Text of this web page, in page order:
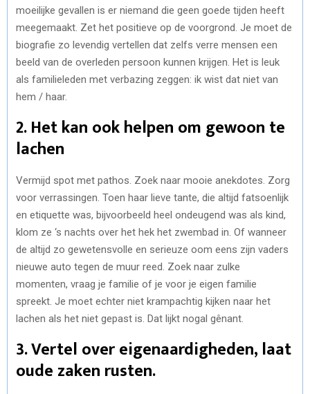
moeilijke gevallen is er niemand die geen goede tijden heeft
meegemaakt. Zet het positieve op de voorgrond. Je moet de
biografie zo levendig vertellen dat zelfs verre mensen een
beeld van de overleden persoon kunnen krijgen. Het is leuk
als familieleden met verbazing zeggen: ik wist dat niet van
hem / haar.
2. Het kan ook helpen om gewoon te
lachen
Vermijd spot met pathos. Zoek naar mooie anekdotes. Zorg
voor verrassingen. Toen haar lieve tante, die altijd fatsoenlijk
en etiquette was, bijvoorbeeld heel ondeugend was als kind,
klom ze ‘s nachts over het hek het zwembad in. Of wanneer
de altijd zo gewetensvolle en serieuze oom eens zijn vaders
nieuwe auto tegen de muur reed. Zoek naar zulke
momenten, vraag je familie of je voor je eigen familie
spreekt. Je moet echter niet krampachtig kijken naar het
lachen als het niet gepast is. Dat lijkt nogal gênant.
3. Vertel over eigenaardigheden, laat
oude zaken rusten.